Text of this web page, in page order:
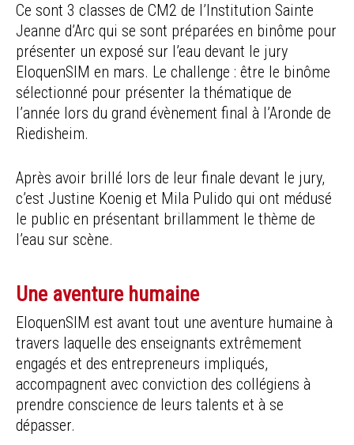
Ce sont 3 classes de CM2 de l’Institution Sainte
Jeanne d’Arc qui se sont préparées en binôme pour
présenter un exposé sur l’eau devant le jury
EloquenSIM en mars. Le challenge : être le binôme
sélectionné pour présenter la thématique de
l’année lors du grand évènement final à l’Aronde de
Riedisheim.
Après avoir brillé lors de leur finale devant le jury,
c’est Justine Koenig et Mila Pulido qui ont médusé
le public en présentant brillamment le thème de
l’eau sur scène.
Une aventure humaine
EloquenSIM est avant tout une aventure humaine à
travers laquelle des enseignants extrêmement
engagés et des entrepreneurs impliqués,
accompagnent avec conviction des collégiens à
prendre conscience de leurs talents et à se
dépasser.